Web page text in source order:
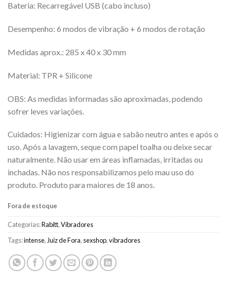
Bateria: Recarregável USB (cabo incluso)
Desempenho: 6 modos de vibração + 6 modos de rotação
Medidas aprox.: 285 x 40 x 30 mm
Material: TPR + Silicone
OBS: As medidas informadas são aproximadas, podendo
sofrer leves variações.
Cuidados: Higienizar com água e sabão neutro antes e após o
uso. Após a lavagem, seque com papel toalha ou deixe secar
naturalmente. Não usar em áreas inflamadas, irritadas ou
inchadas. Não nos responsabilizamos pelo mau uso do
produto. Produto para maiores de 18 anos.
Fora de estoque
Categorias:Rabitt,Vibradores
Tags:intense, Juiz de Fora, sexshop,vibradores